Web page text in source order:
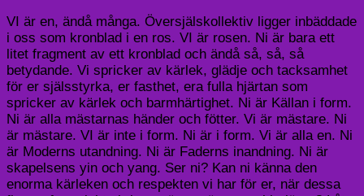
VI är en, ändå många. Översjälskollektiv ligger inbäddade
i oss som kronblad i en ros. VI är rosen. Ni är bara ett
litet fragment av ett kronblad och ändå så, så, så
betydande. Vi spricker av kärlek, glädje och tacksamhet
för er själsstyrka, er fasthet, era fulla hjärtan som
spricker av kärlek och barmhärtighet. Ni är Källan i form.
Ni är alla mästarnas händer och fötter. Vi är mästare. Ni
är mästare. VI är inte i form. Ni är i form. Vi är alla en. Ni
är Moderns utandning. Ni är Faderns inandning. Ni är
skapelsens yin och yang. Ser ni? Kan ni känna den
enorma kärleken och respekten vi har för er, när dessa